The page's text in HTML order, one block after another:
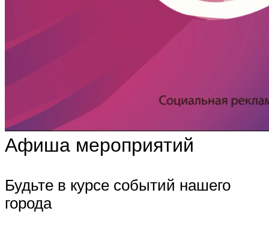
Афиша мероприятий
Будьте в курсе событий нашего
города